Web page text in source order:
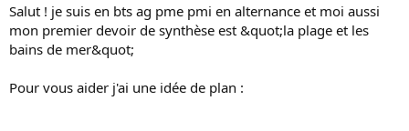
Salut ! je suis en bts ag pme pmi en alternance et moi aussi
mon premier devoir de synthèse est &quot;la plage et les
bains de mer&quot;
Pour vous aider j'ai une idée de plan :